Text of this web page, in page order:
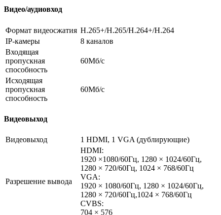
Видео/аудиовход
Формат видеосжатия H.265+/H.265/H.264+/H.264
IP-камеры
8 каналов
Входящая
пропускная
способность
60Мб/с
Исходящая
пропускная
способность
60Мб/с
Видеовыход
Видеовыход 1 HDMI, 1 VGA (дублирующие)
Разрешение вывода
HDMI:
1920 ×1080/60Гц, 1280 × 1024/60Гц,
1280 × 720/60Гц, 1024 × 768/60Гц
VGA:
1920 × 1080/60Гц, 1280 × 1024/60Гц,
1280 × 720/60Гц,1024 × 768/60Гц
CVBS:
704 × 576